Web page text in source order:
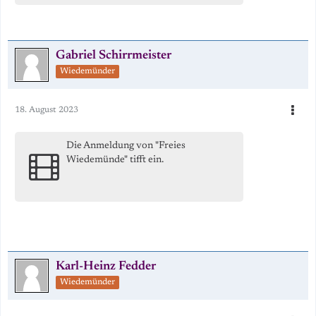
Gabriel Schirrmeister
Wiedemünder
18. August 2023
Die Anmeldung von "Freies
Wiedemünde" tifft ein.
Karl-Heinz Fedder
Wiedemünder